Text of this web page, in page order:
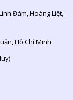
Đàm, Hoàng Liệt,
Hồ Chí Minh